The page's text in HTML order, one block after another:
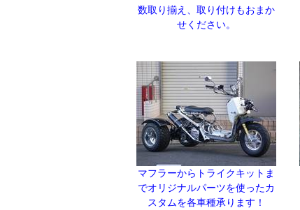
数取り揃え、取り付けもおまか
せください。
マフラーからトライクキットま
でオリジナルパーツを使ったカ
スタムを各車種承ります！